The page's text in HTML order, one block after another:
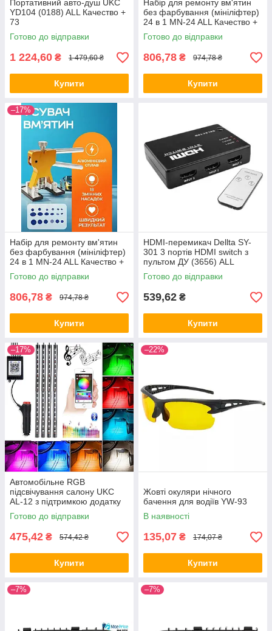
Портативний авто-душ UKC
YD104 (0188) ALL Качество +
73
Готово до відправки
1 224,60 ₴ 1 479,60 ₴
Купити
Набір для ремонту вм'ятин
без фарбування (мініліфтер)
24 в 1 MN-24 ALL Качество +
8378
Готово до відправки
806,78 ₴ 974,78 ₴
Купити
–17%
Набір для ремонту вм'ятин
без фарбування (мініліфтер)
24 в 1 MN-24 ALL Качество +
8385
Готово до відправки
806,78 ₴ 974,78 ₴
Купити
HDMI-перемикач Dellta SY-
301 3 портів HDMI switch з
пультом ДУ (3656) ALL
Качество + 8116
Готово до відправки
539,62 ₴
Купити
–17%
Автомобільне RGB
підсвічування салону UKC
AL-12 з підтримкою додатку
(8097) ALL Качество + 2577
Готово до відправки
475,42 ₴ 574,42 ₴
Купити
–22%
Жовті окуляри нічного
бачення для водіїв YW-93
В наявності
135,07 ₴ 174,07 ₴
Купити
–7% –7%